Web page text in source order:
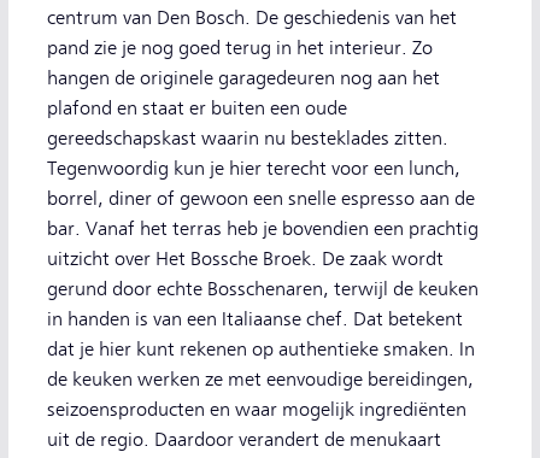
centrum van Den Bosch. De geschiedenis van het
pand zie je nog goed terug in het interieur. Zo
hangen de originele garagedeuren nog aan het
plafond en staat er buiten een oude
gereedschapskast waarin nu besteklades zitten.
Tegenwoordig kun je hier terecht voor een lunch,
borrel, diner of gewoon een snelle espresso aan de
bar. Vanaf het terras heb je bovendien een prachtig
uitzicht over Het Bossche Broek. De zaak wordt
gerund door echte Bosschenaren, terwijl de keuken
in handen is van een Italiaanse chef. Dat betekent
dat je hier kunt rekenen op authentieke smaken. In
de keuken werken ze met eenvoudige bereidingen,
seizoensproducten en waar mogelijk ingrediënten
uit de regio. Daardoor verandert de menukaart